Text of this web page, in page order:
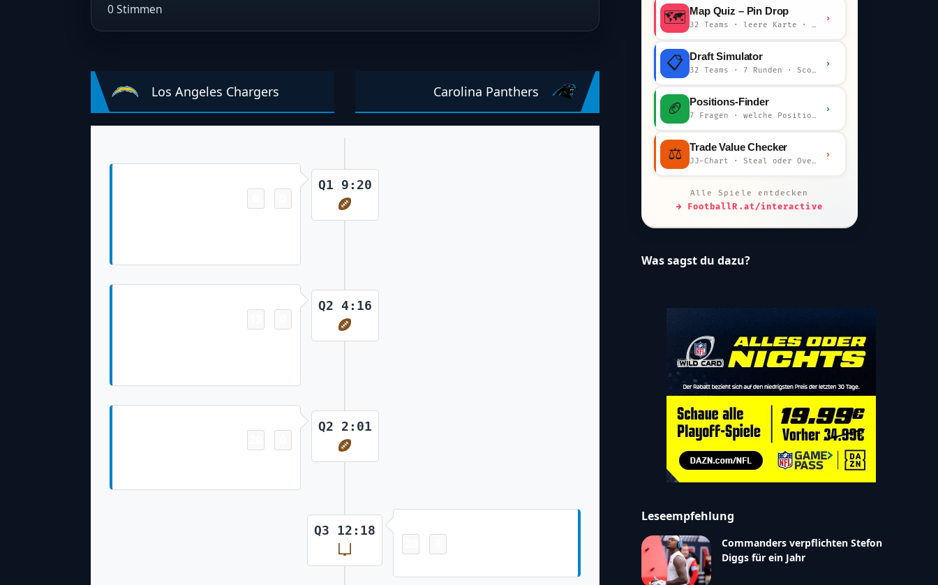
0 Stimmen
Los Angeles Chargers Carolina Panthers
Q1 9:20
Q2 4:16
Q2 2:01
Q3 12:18
🗺️ Map Quiz – Pin Drop
›
📋 Draft Simulator
›
🏈 Positions-Finder
›
⚖️ Trade Value Checker
›
Alle Spiele entdecken
→ FootballR.at/interactive
Was sagst du dazu?
Leseempfehlung
Commanders verpflichten Stefon
Diggs für ein Jahr